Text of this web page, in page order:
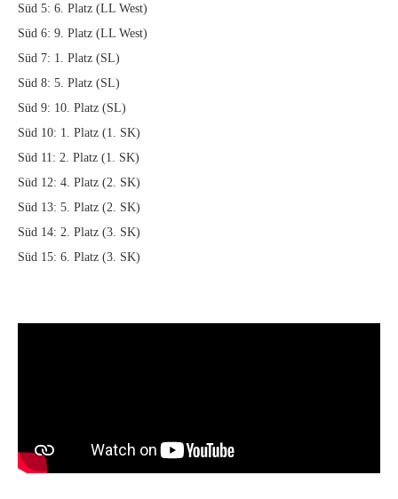
Süd 5: 6. Platz (LL West)
Süd 6: 9. Platz (LL West)
Süd 7: 1. Platz (SL)
Süd 8: 5. Platz (SL)
Süd 9: 10. Platz (SL)
Süd 10: 1. Platz (1. SK)
Süd 11: 2. Platz (1. SK)
Süd 12: 4. Platz (2. SK)
Süd 13: 5. Platz (2. SK)
Süd 14: 2. Platz (3. SK)
Süd 15: 6. Platz (3. SK)